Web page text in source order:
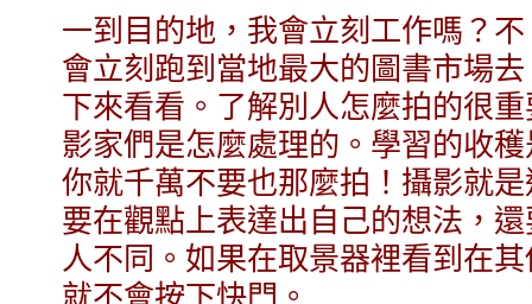
一到目的地，我會立刻工作嗎？
會立刻跑到當地最大的圖書市場
下來看看。了解別人怎麼拍的很
影家們是怎麼處理的。學習的收
你就千萬不要也那麼拍！攝影就
要在觀點上表達出自己的想法，
人不同。如果在取景器裡看到在
就不會按下快門。